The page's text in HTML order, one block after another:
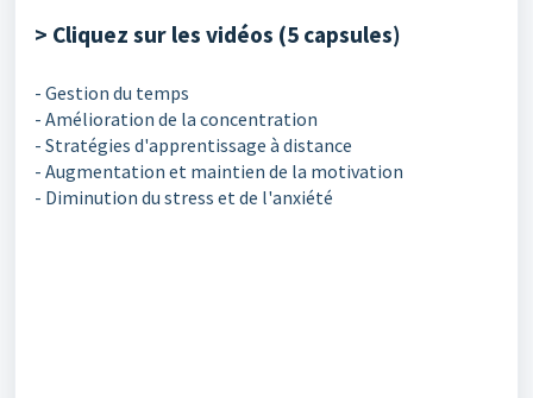
> Cliquez sur les vidéos (5 capsules)
- Gestion du temps
- Amélioration de la concentration
- Stratégies d'apprentissage à distance
- Augmentation et maintien de la motivation
- Diminution du stress et de l'anxiété